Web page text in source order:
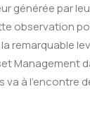
générée par
observation
remarquable
Management
va à l’encontre